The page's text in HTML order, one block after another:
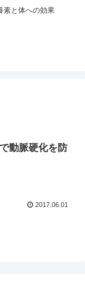
素と体への効果
動脈硬化を防
2017.06.01